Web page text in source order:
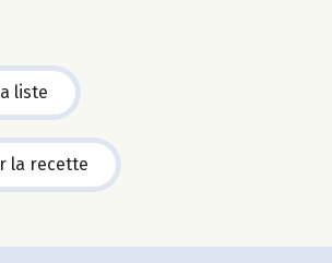
liste
la recette